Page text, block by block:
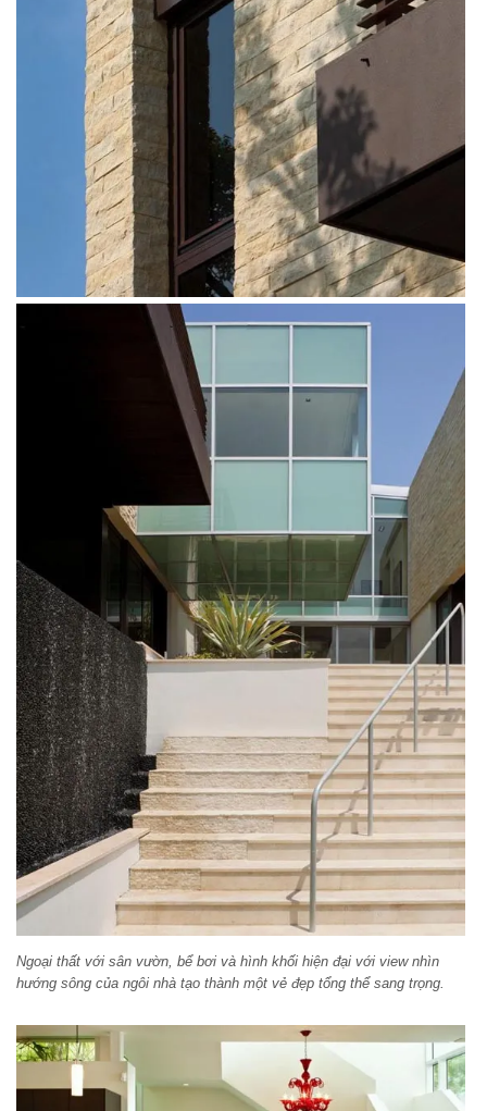
Ngoại thất với sân vườn, bể bơi và hình khối hiện đại với view nhìn
hướng sông của ngôi nhà tạo thành một vẻ đẹp tổng thể sang trọng.